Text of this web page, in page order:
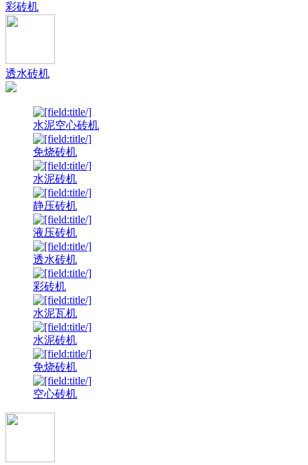
彩砖机
透水砖机
水泥空心砖机
免烧砖机
水泥砖机
静压砖机
液压砖机
透水砖机
彩砖机
水泥瓦机
水泥砖机
免烧砖机
空心砖机